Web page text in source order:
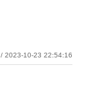
/ 2023-10-23 22:54:16